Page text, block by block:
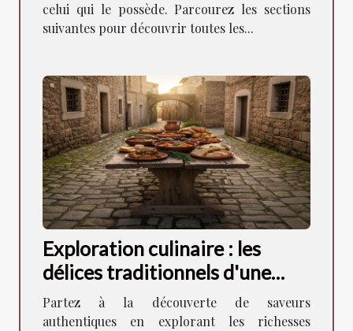
celui qui le possède. Parcourez les sections
suivantes pour découvrir toutes les...
Exploration culinaire : les
délices traditionnels d'une
ancienne ville
Partez à la découverte de saveurs
authentiques en explorant les richesses